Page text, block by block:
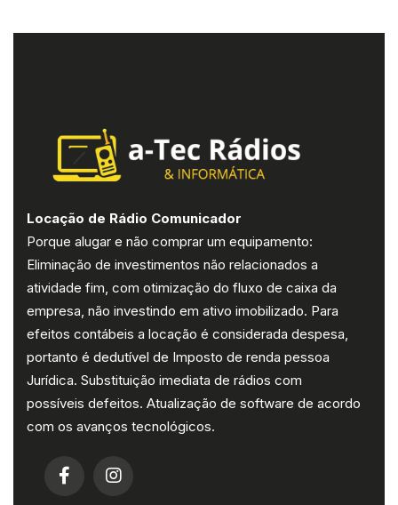
Locação de Rádio Comunicador
Porque alugar e não comprar um equipamento:
Eliminação de investimentos não relacionados a
atividade fim, com otimização do fluxo de caixa da
empresa, não investindo em ativo imobilizado. Para
efeitos contábeis a locação é considerada despesa,
portanto é dedutível de Imposto de renda pessoa
Jurídica. Substituição imediata de rádios com
possíveis defeitos. Atualização de software de acordo
com os avanços tecnológicos.